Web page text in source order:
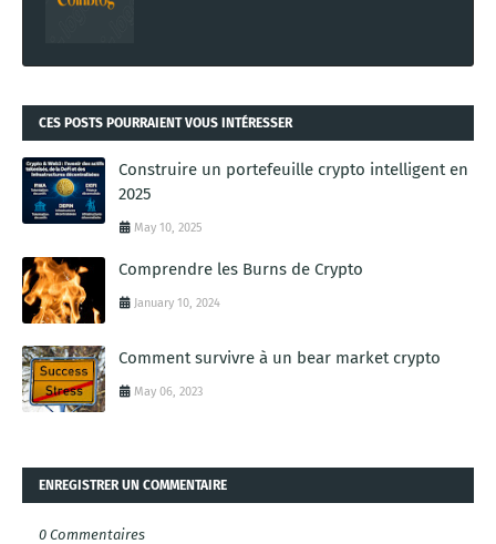
CES POSTS POURRAIENT VOUS INTÉRESSER
Construire un portefeuille crypto intelligent en
2025
May 10, 2025
Comprendre les Burns de Crypto
January 10, 2024
Comment survivre à un bear market crypto
May 06, 2023
ENREGISTRER UN COMMENTAIRE
0 Commentaires